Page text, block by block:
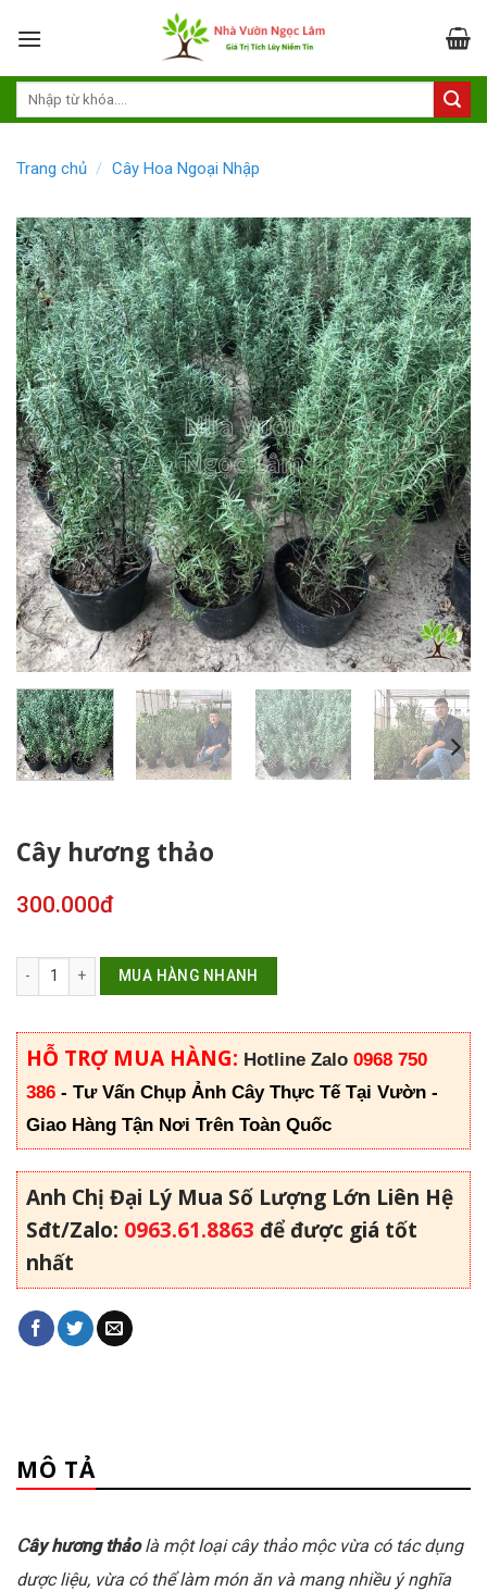
Trang chủ / Cây Hoa Ngoại Nhập
Cây hương thảo
300.000đ
Cây hương thảo số lượng
MUA HÀNG NHANH
HỖ TRỢ MUA HÀNG: Hotline Zalo 0968 750
386 - Tư Vấn Chụp Ảnh Cây Thực Tế Tại Vườn -
Giao Hàng Tận Nơi Trên Toàn Quốc
Anh Chị Đại Lý Mua Số Lượng Lớn Liên Hệ
Sđt/Zalo: 0963.61.8863 để được giá tốt
nhất
MÔ TẢ
Cây hương thảolà một loại cây thảo mộc vừa có tác dụng
dược liệu, vừa có thể làm món ăn và mang nhiều ý nghĩa